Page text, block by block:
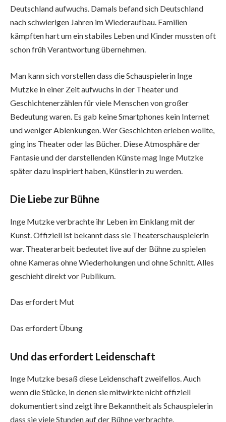
Deutschland aufwuchs. Damals befand sich Deutschland
nach schwierigen Jahren im Wiederaufbau. Familien
kämpften hart um ein stabiles Leben und Kinder mussten oft
schon früh Verantwortung übernehmen.
Man kann sich vorstellen dass die Schauspielerin Inge
Mutzke in einer Zeit aufwuchs in der Theater und
Geschichtenerzählen für viele Menschen von großer
Bedeutung waren. Es gab keine Smartphones kein Internet
und weniger Ablenkungen. Wer Geschichten erleben wollte,
ging ins Theater oder las Bücher. Diese Atmosphäre der
Fantasie und der darstellenden Künste mag Inge Mutzke
später dazu inspiriert haben, Künstlerin zu werden.
Die Liebe zur Bühne
Inge Mutzke verbrachte ihr Leben im Einklang mit der
Kunst. Offiziell ist bekannt dass sie Theaterschauspielerin
war. Theaterarbeit bedeutet live auf der Bühne zu spielen
ohne Kameras ohne Wiederholungen und ohne Schnitt. Alles
geschieht direkt vor Publikum.
Das erfordert Mut
Das erfordert Übung
Und das erfordert Leidenschaft
Inge Mutzke besaß diese Leidenschaft zweifellos. Auch
wenn die Stücke, in denen sie mitwirkte nicht offiziell
dokumentiert sind zeigt ihre Bekanntheit als Schauspielerin
dass sie viele Stunden auf der Bühne verbrachte.